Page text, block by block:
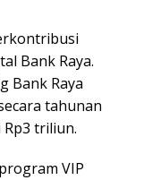
Bank Raya.
Bank Raya
tahunan
triliun.
VIP